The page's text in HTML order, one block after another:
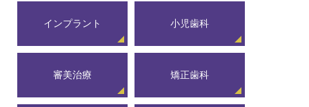
インプラント 小児歯科
審美治療 矯正歯科